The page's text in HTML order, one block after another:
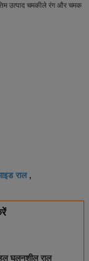
उत्पाद चमकीले रंग और चमक
राल,
घुलनशील राल